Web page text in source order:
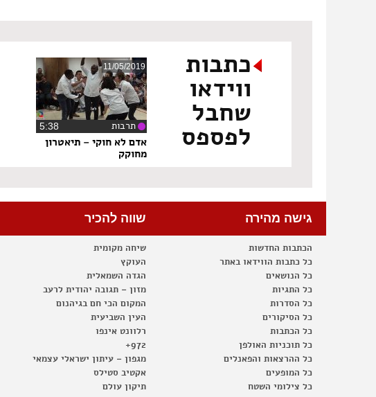
כתבות
ווידאו
שחבל
לפספס
11/05/2019
תרבות
אדם לא חוקי – תיאטרון
מחוקק
גישה מהירה
הכתבות החדשות
כל כתבות הווידאו באתר
כל הנושאים
כל התגיות
כל הסדרות
כל הסיקורים
כל הכתבות
כל תוכניות האולפן
כל ההרצאות והפאנלים
כל המופעים
כל צילומי השטח
שווה להכיר
שיחה מקומית
העוקץ
הגדה השמאלית
מזון – תגובה יהודית לרעב
המקום הכי חם בגיהנום
העין השביעית
רלוונט אינפו
972+
מגפון – עיתון ישראלי עצמאי
אקטיב סטילס
תיקון עולם